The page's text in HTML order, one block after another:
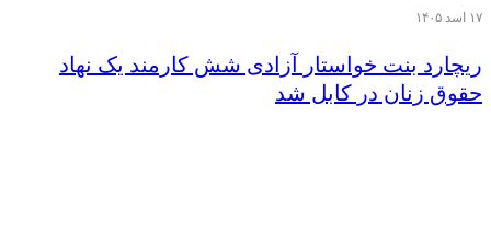
۱۷ اسد ۱۴۰۵
ریچارد بنت خواستار آزادی شش کارمند یک نهاد
حقوق زنان در کابل شد